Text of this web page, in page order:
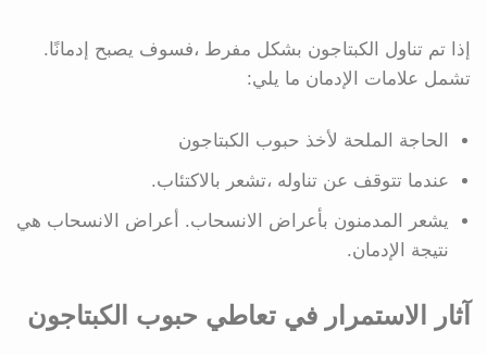
إذا تم تناول الكبتاجون بشكل مفرط ،فسوف يصبح إدمانًا.
تشمل علامات الإدمان ما يلي:
الحاجة الملحة لأخذ حبوب الكبتاجون
عندما تتوقف عن تناوله ،تشعر بالاكتئاب.
يشعر المدمنون بأعراض الانسحاب. أعراض الانسحاب هي
نتيجة الإدمان.
آثار الاستمرار في تعاطي حبوب الكبتاجون